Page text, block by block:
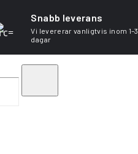
Snabb leverans
Vi levererar vanligtvis inom 1–3
dagar